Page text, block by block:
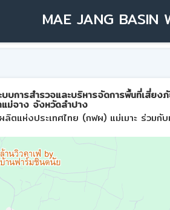
MAE JANG BASIN
บการสำรวจและบริหารจัดการพื้นที่เสี่ย
ม่จาง จังหวัดลำปาง
ลิตแห่งประเทศไทย (กฟผ) แม่เมาะ ร่วมกั